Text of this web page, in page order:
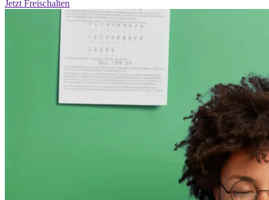
Jetzt Freischalten